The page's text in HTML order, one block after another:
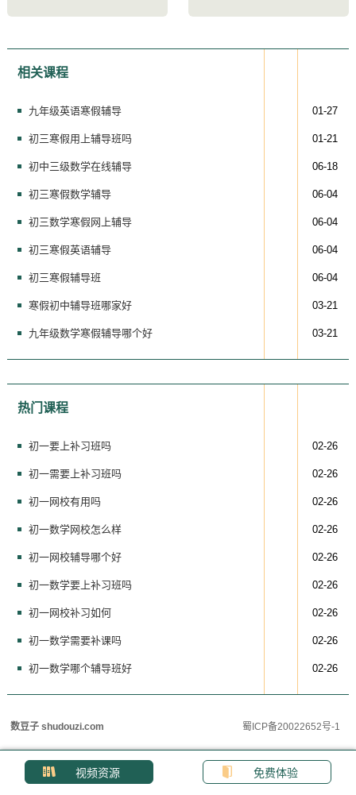
相关课程
九年级英语寒假辅导 01-27
初三寒假用上辅导班吗 01-21
初中三级数学在线辅导 06-18
初三寒假数学辅导 06-04
初三数学寒假网上辅导 06-04
初三寒假英语辅导 06-04
初三寒假辅导班 06-04
寒假初中辅导班哪家好 03-21
九年级数学寒假辅导哪个好 03-21
热门课程
初一要上补习班吗 02-26
初一需要上补习班吗 02-26
初一网校有用吗 02-26
初一数学网校怎么样 02-26
初一网校辅导哪个好 02-26
初一数学要上补习班吗 02-26
初一网校补习如何 02-26
初一数学需要补课吗 02-26
初一数学哪个辅导班好 02-26
数豆子 shudouzi.com 蜀ICP备20022652号-1
视频资源 免费体验